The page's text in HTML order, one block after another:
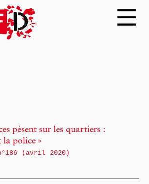
pèsent sur les quartiers :
la police »
(avril 2020)